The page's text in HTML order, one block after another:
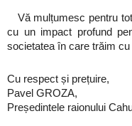
Vă mulțumesc pentru
cu un impact profund
societatea în care trăim cu
Cu respect și prețuire,
Pavel GROZA,
Președintele raionului